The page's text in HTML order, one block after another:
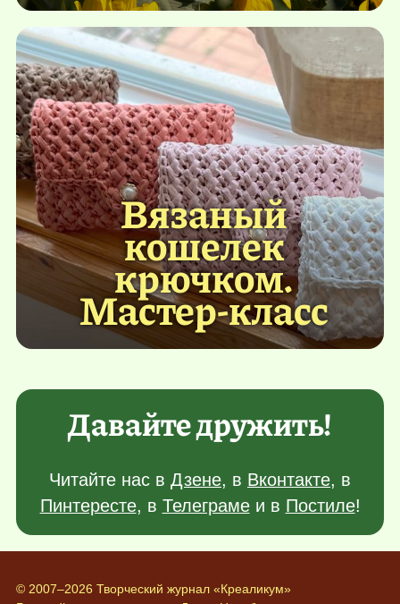
Вязаный
кошелек
крючком.
Мастер-класс
Давайте дружить!
Читайте нас в Дзене, в Вконтакте, в
Пинтересте, в Телеграмеи в Постиле!
© 2007–2026 Творческий журнал «Креаликум»